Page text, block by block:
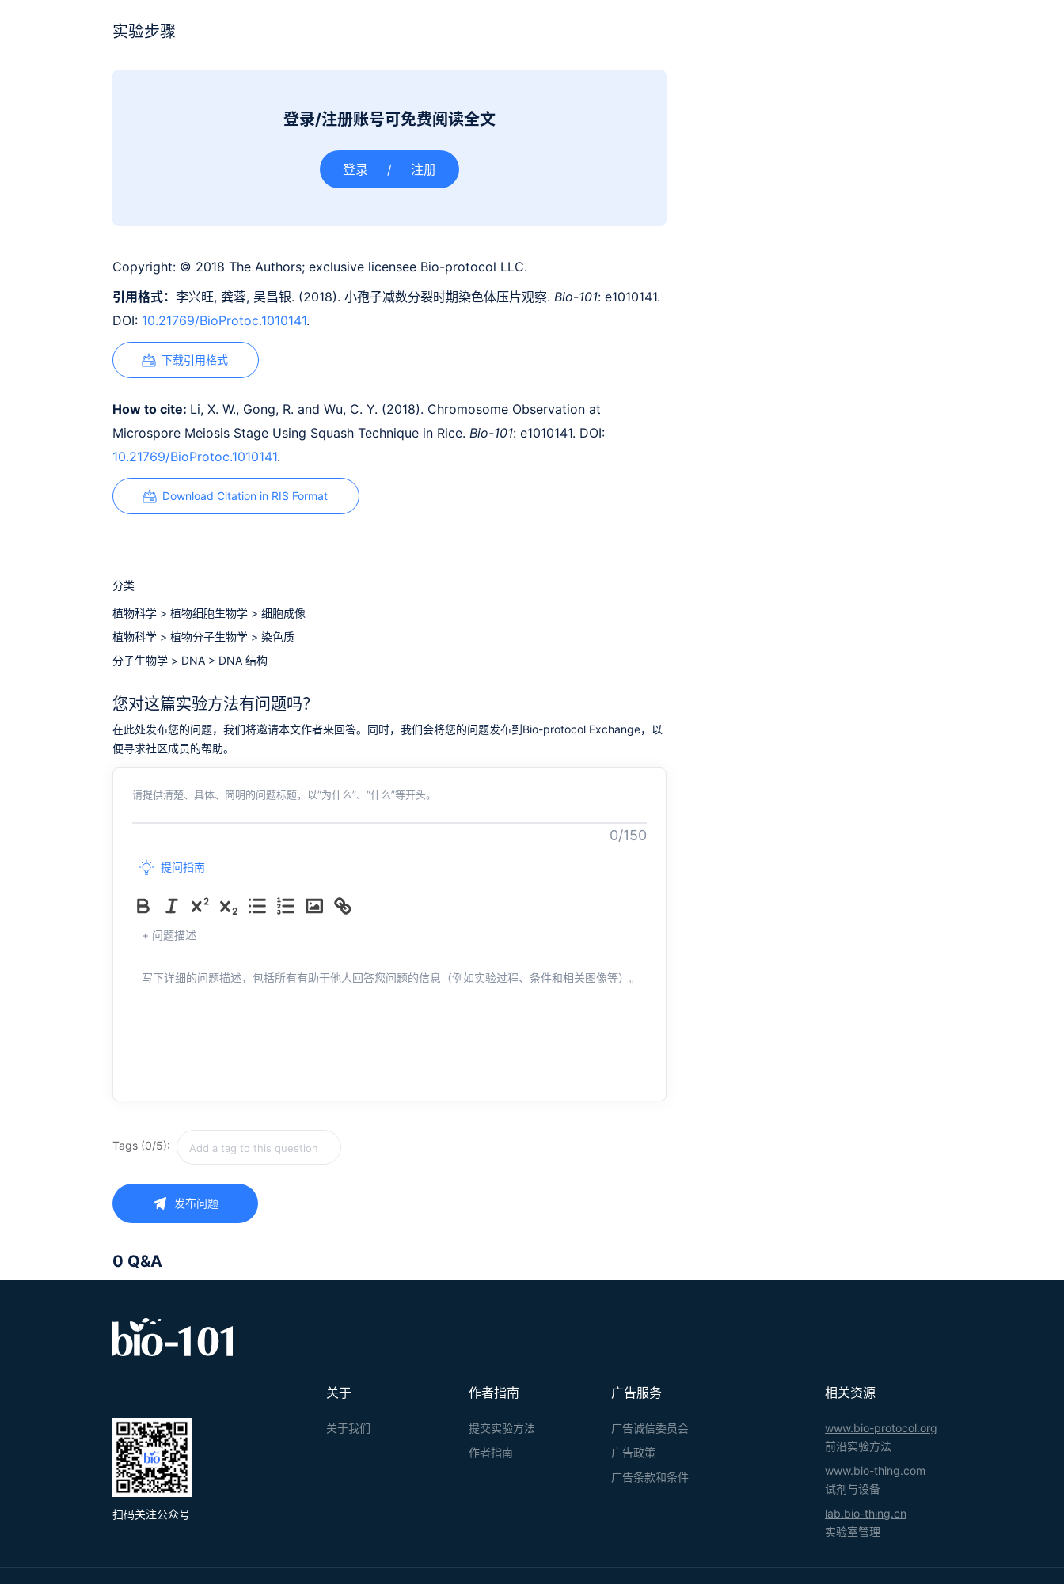
实验步骤
登录/注册账号可免费阅读全文
登录 / 注册
Copyright: © 2018 The Authors; exclusive licensee Bio-protocol LLC.
引用格式： 李兴旺, 龚蓉, 吴昌银. (2018). 小孢子减数分裂时期染色体压片观察. Bio-101: e1010141.
DOI: 10.21769/BioProtoc.1010141.
下载引用格式
How to cite: Li, X. W., Gong, R. and Wu, C. Y. (2018). Chromosome Observation at
Microspore Meiosis Stage Using Squash Technique in Rice. Bio-101: e1010141. DOI:
10.21769/BioProtoc.1010141.
Download Citation in RIS Format
分类
植物科学 > 植物细胞生物学 > 细胞成像
植物科学 > 植物分子生物学 > 染色质
分子生物学 > DNA > DNA 结构
您对这篇实验方法有问题吗？
在此处发布您的问题，我们将邀请本文作者来回答。同时，我们会将您的问题发布到Bio-protocol Exchange，以
便寻求社区成员的帮助。
请提供清楚、具体、简明的问题标题，以“为什么”、“什么”等开头。
0/150
提问指南
+ 问题描述
写下详细的问题描述，包括所有有助于他人回答您问题的信息（例如实验过程、条件和相关图像等）。
Tags (0/5):
发布问题
0 Q&A
扫码关注公众号
关于
关于我们
作者指南
提交实验方法
作者指南
广告服务
广告诚信委员会
广告政策
广告条款和条件
相关资源
www.bio-protocol.org
前沿实验方法
www.bio-thing.com
试剂与设备
lab.bio-thing.cn
实验室管理